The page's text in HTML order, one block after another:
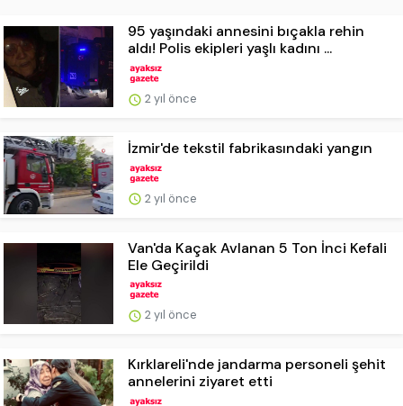
95 yaşındaki annesini bıçakla rehin
aldı! Polis ekipleri yaşlı kadını ...
2 yıl önce
İzmir'de tekstil fabrikasındaki yangın
2 yıl önce
Van'da Kaçak Avlanan 5 Ton İnci Kefali
Ele Geçirildi
2 yıl önce
Kırklareli'nde jandarma personeli şehit
annelerini ziyaret etti